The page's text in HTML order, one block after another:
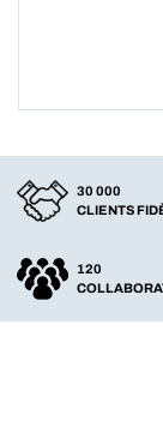
30 000
CLIENTS
120